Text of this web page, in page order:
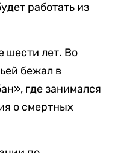
работать из
шести лет. Во
бежал в
где занимался
о смертных